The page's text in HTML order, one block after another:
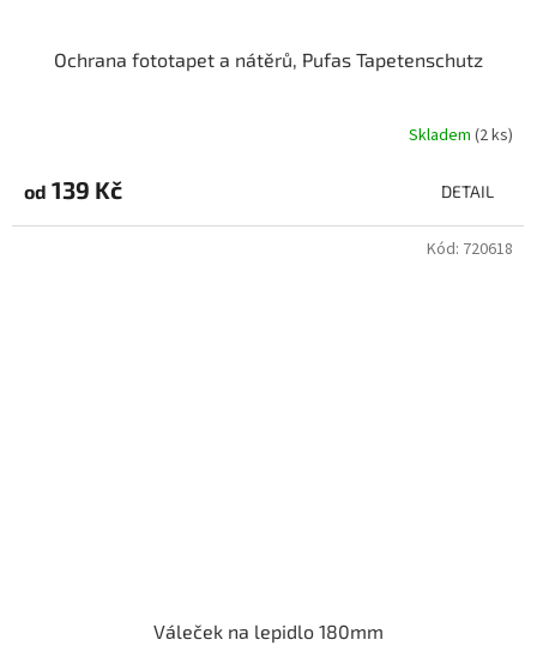
Ochrana fototapet a nátěrů, Pufas Tapetenschutz
Skladem (2 ks)
od 139 Kč DETAIL
Váleček na lepidlo 180mm
Kód: 720618